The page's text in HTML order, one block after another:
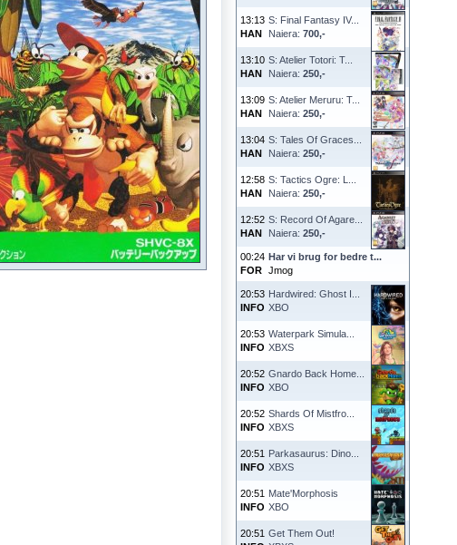
13:13
HAN
S: Final Fantasy IV...
Naiera: 700,-
13:10
HAN
S: Atelier Totori: T...
Naiera: 250,-
13:09
HAN
S: Atelier Meruru: T...
Naiera: 250,-
13:04
HAN
S: Tales Of Graces...
Naiera: 250,-
12:58
HAN
S: Tactics Ogre: L...
Naiera: 250,-
12:52
HAN
S: Record Of Agare...
Naiera: 250,-
00:24
FOR
Har vi brug for bedre t...
Jmog
20:53
INFO
Hardwired: Ghost I...
XBO
20:53
INFO
Waterpark Simula...
XBXS
20:52
INFO
Gnardo Back Home...
XBO
20:52
INFO
Shards Of Mistfro...
XBXS
20:51
INFO
Parkasaurus: Dino...
XBXS
20:51
INFO
Mate'Morphosis
XBO
20:51 Get Them Out!